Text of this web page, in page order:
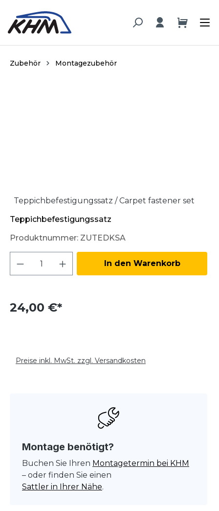
springen
Zubehör Montagezubehör
Teppichbefestigungssatz / Carpet fastener set
Teppichbefestigungssatz
Produktnummer: ZUTEDKSA
Produkt Anzahl: Gib den
In den Warenkorb
24,00 €*
Preise inkl. MwSt. zzgl. Versandkosten
Montage benötigt?
Buchen Sie Ihren Montagetermin bei KHM
– oder finden Sie einen
Sattler in Ihrer Nähe.